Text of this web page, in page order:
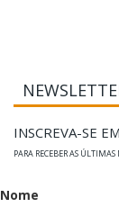
INSCREVA-SE
PARA RECEBER AS ÚLTIMAS
Nome